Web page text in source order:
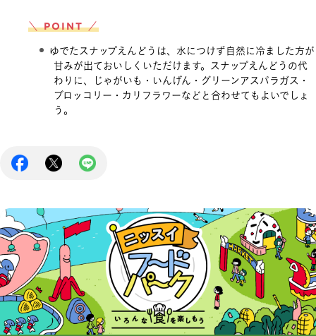
＼ POINT ／
ゆでたスナップえんどうは、水につけず自然に冷ました方が
甘みが出ておいしくいただけます。スナップえんどうの代
わりに、じゃがいも・いんげん・グリーンアスパラガス・
ブロッコリー・カリフラワーなどと合わせてもよいでしょ
う。